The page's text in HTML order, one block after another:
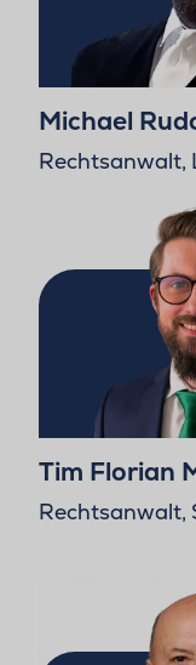
Michael
Rechtsanwalt,
Tim Florian